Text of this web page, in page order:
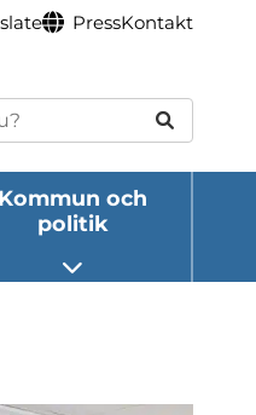
PressKontakt
Kommun och
politik
Öppna undermeny